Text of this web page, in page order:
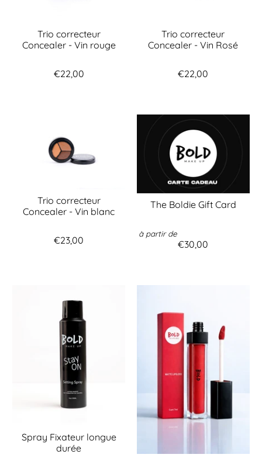
Trio correcteur
Concealer - Vin rouge
€22,00
Trio correcteur
Concealer - Vin Rosé
€22,00
Trio correcteur
Concealer - Vin blanc
€23,00
The Boldie Gift Card
à partir de
€30,00
Spray Fixateur longue
durée